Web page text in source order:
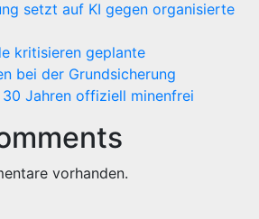
setzt auf KI gegen organisierte
kritisieren geplante
bei der Grundsicherung
Jahren offiziell minenfrei
vorhanden.